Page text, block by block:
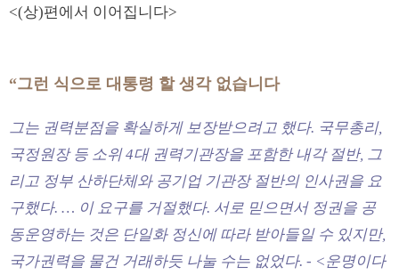
<(상)편에서 이어집니다>
“그런 식으로 대통령 할 생각 없습니다
그는 권력분점을 확실하게 보장받으려고 했다. 국무총리,
국정원장 등 소위 4대 권력기관장을 포함한 내각 절반, 그
리고 정부 산하단체와 공기업 기관장 절반의 인사권을 요
구했다. … 이 요구를 거절했다. 서로 믿으면서 정권을 공
동운영하는 것은 단일화 정신에 따라 받아들일 수 있지만,
국가권력을 물건 거래하듯 나눌 수는 없었다. - <운명이다